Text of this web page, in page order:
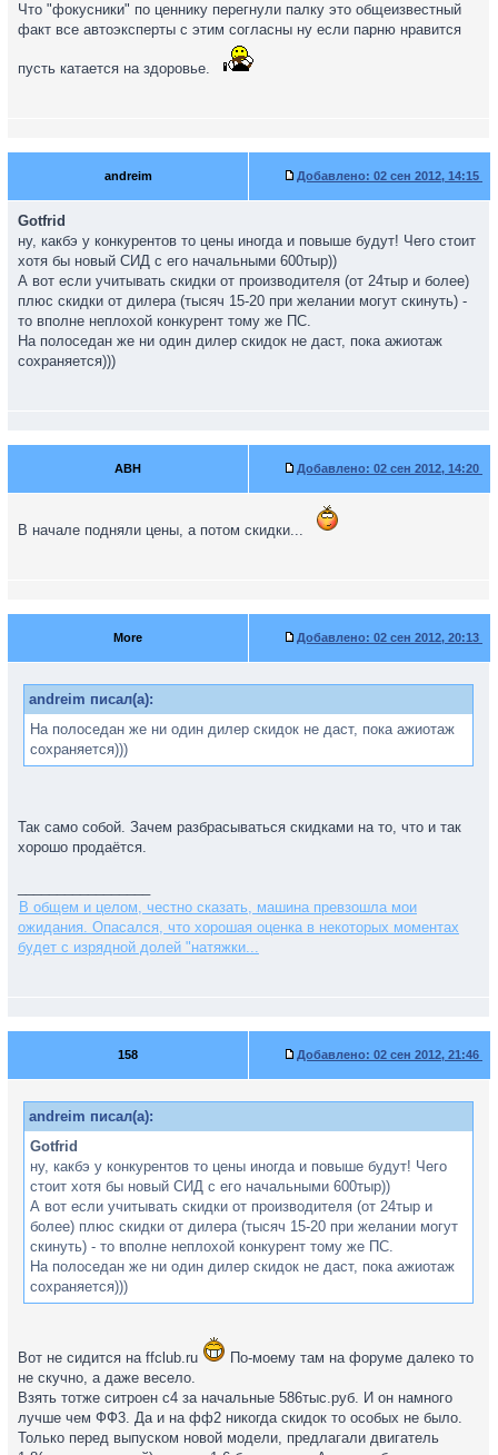
Что "фокусники" по ценнику перегнули палку это общеизвестный
факт все автоэксперты с этим согласны ну если парню нравится
пусть катается на здоровье.
andreim Добавлено: 02 сен 2012, 14:15
Gotfrid
ну, какбэ у конкурентов то цены иногда и повыше будут! Чего стоит
хотя бы новый СИД с его начальными 600тыр))
А вот если учитывать скидки от производителя (от 24тыр и более)
плюс скидки от дилера (тысяч 15-20 при желании могут скинуть) -
то вполне неплохой конкурент тому же ПС.
На полоседан же ни один дилер скидок не даст, пока ажиотаж
сохраняется)))
ABH Добавлено: 02 сен 2012, 14:20
В начале подняли цены, а потом скидки...
More Добавлено: 02 сен 2012, 20:13
andreim писал(а):
На полоседан же ни один дилер скидок не даст, пока ажиотаж
сохраняется)))
Так само собой. Зачем разбрасываться скидками на то, что и так
хорошо продаётся.
В общем и целом, честно сказать, машина превзошла мои
ожидания. Опасался, что хорошая оценка в некоторых моментах
будет с изрядной долей "натяжки...
158 Добавлено: 02 сен 2012, 21:46
andreim писал(а):
Gotfrid
ну, какбэ у конкурентов то цены иногда и повыше будут! Чего
стоит хотя бы новый СИД с его начальными 600тыр))
А вот если учитывать скидки от производителя (от 24тыр и
более) плюс скидки от дилера (тысяч 15-20 при желании могут
скинуть) - то вполне неплохой конкурент тому же ПС.
На полоседан же ни один дилер скидок не даст, пока ажиотаж
сохраняется)))
Вот не сидится на ffclub.ru
По-моему там на форуме далеко то
не скучно, а даже весело.
Взять тотже ситроен с4 за начальные 586тыс.руб. И он намного
лучше чем ФФ3. Да и на фф2 никогда скидок то особых не было.
Только перед выпуском новой модели, предлагали двигатель